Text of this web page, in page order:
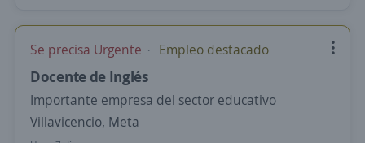
Se precisa Urgente Empleo destacado
Docente de Inglés
Importante empresa del sector educativo
Villavicencio, Meta